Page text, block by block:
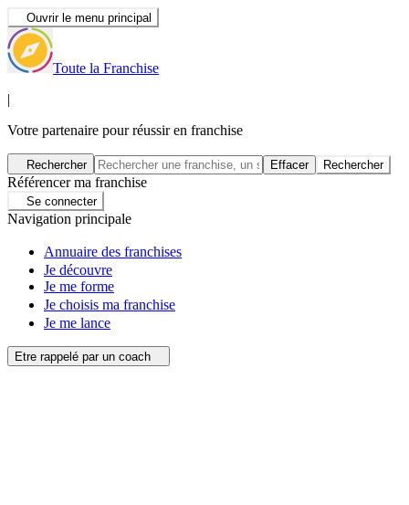
Ouvrir le menu principal
Toute la Franchise
|
Votre partenaire pour réussir en franchise
Rechercher Effacer Rechercher
Référencer ma franchise
Se connecter
Navigation principale
Annuaire des franchises
Je découvre
Je me forme
Je choisis ma franchise
Je me lance
Etre rappelé par un coach